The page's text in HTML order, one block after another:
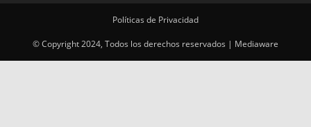
Políticas de Privacidad
© Copyright 2024, Todos los derechos reservados | Mediaware